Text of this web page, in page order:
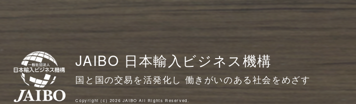
JAIBO 日本輸入ビジネス機構
国と国の交易を活発化し 働きがいのある社会をめざす
Copyright (c) 2026 JAIBO All Rights Reserved.